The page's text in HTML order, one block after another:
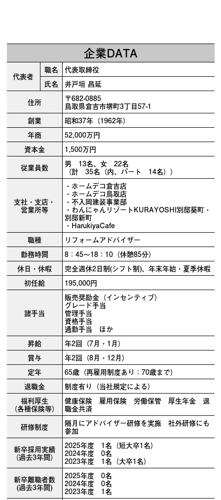
企業DATA
代表者
職名
代表取締役
氏名
井戸垣 昌延
住所
〒682-0885
鳥取県倉吉市堺町3丁目57-1
創業
昭和37年（1962年）
年商
52,000万円
資本金
1,500万円
従業員数
男 13名、女 22名
（計 35名（内、パート 14名））
支社・支店・
営業所等
・ホームデコ倉吉店
・ホームデコ鳥取店
・不入岡建装事業部
・わんにゃんリゾートKURAYOSHI別邸葵町・
別邸新町
・HarukiyaCafe
職種
リフォームアドバイザー
勤務時間
8：45～18：10（休憩85分）
休日・休暇
完全週休2日制(シフト制)、年末年始・夏季休暇
初任給
195,000円
諸手当
販売奨励金（インセンティブ）
グレード手当
管理手当
資格手当
通勤手当 ほか
昇給
年2回（7月・1月）
賞与
年2回（8月・12月）
定年
65歳（再雇用制度あり：70歳まで）
退職金
制度有り（当社規定による）
福利厚生
（各種保険等）
健康保険 雇用保険 労働保管 厚生年金 退
職金共済
研修制度
隔月にアドバイザー研修を実施 社外研修にも
参加
新卒採用実績
（過去3年間）
2025年度 1名（短大卒1名）
2024年度 0名
2023年度 1名（大卒1名）
新卒離職者数
(過去3年間)
2025年度 0名
2024年度 0名
2023年度 1名